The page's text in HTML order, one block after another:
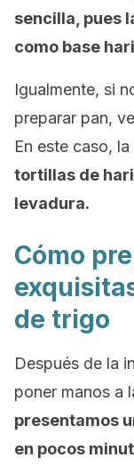
sencilla, pues
como base
Igualmente, si
preparar pan,
En este caso,
tortillas de
levadura.
Cómo
de trigo
Después de la
poner manos a
presentamos
en pocos